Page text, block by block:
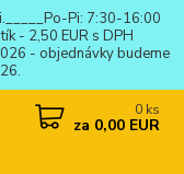
Pi: 7:30-16:00
- 2,50 EUR s DPH
- objednávky budeme
0 ks
za 0,00 EUR